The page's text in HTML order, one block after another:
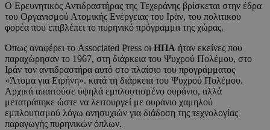
Ο Ερευνητικός Αντιδραστήρας της Τεχεράνης βρίσκεται στην έδρα
του Οργανισμού Ατομικής Ενέργειας του Ιράν, του πολιτικού
φορέα που επιβλέπει το πυρηνικό πρόγραμμα της χώρας.
Όπως αναφέρει το Associated Press οι ΗΠΑ ήταν εκείνες που
παραχώρησαν το 1967, στη διάρκεια του Ψυχρού Πολέμου, στο
Ιράν τον αντιδραστήρα αυτό στο πλαίσιο του προγράμματος
«Άτομα για Ειρήνη». κατά τη διάρκεια του Ψυχρού Πολέμου.
Αρχικά απαιτούσε υψηλά εμπλουτισμένο ουράνιο, αλλά
μετατράπηκε ώστε να λειτουργεί με ουράνιο χαμηλού
εμπλουτισμού λόγω ανησυχιών για διάδοση της τεχνολογίας
παραγωγής πυρηνικών όπλων.